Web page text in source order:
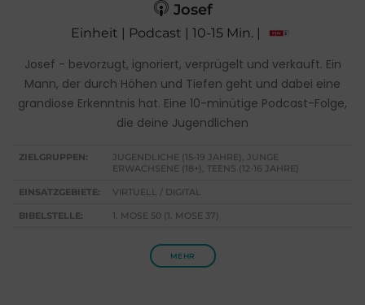
Josef
Einheit | Podcast | 10-15 Min. |
Josef - bevorzugt, ignoriert, verprügelt und verkauft. Ein
Mann, der durch Höhen und Tiefen geht und dabei eine
grandiose Erkenntnis hat. Eine 10-minütige Podcast-Folge,
die deine Jugendlichen
ZIELGRUPPEN:
JUGENDLICHE (15-19 JAHRE), JUNGE
ERWACHSENE (18+), TEENS (12-16 JAHRE)
EINSATZGEBIETE: VIRTUELL / DIGITAL
BIBELSTELLE: 1. MOSE 50 (1. MOSE 37)
MEHR